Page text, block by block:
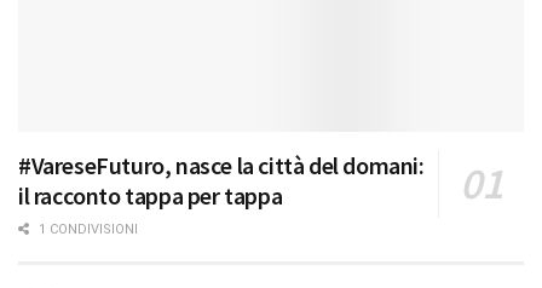
#VareseFuturo, nasce la città del domani:
il racconto tappa per tappa
1 CONDIVISIONI